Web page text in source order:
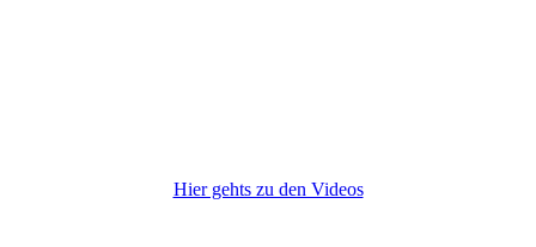
Hier gehts zu den Videos